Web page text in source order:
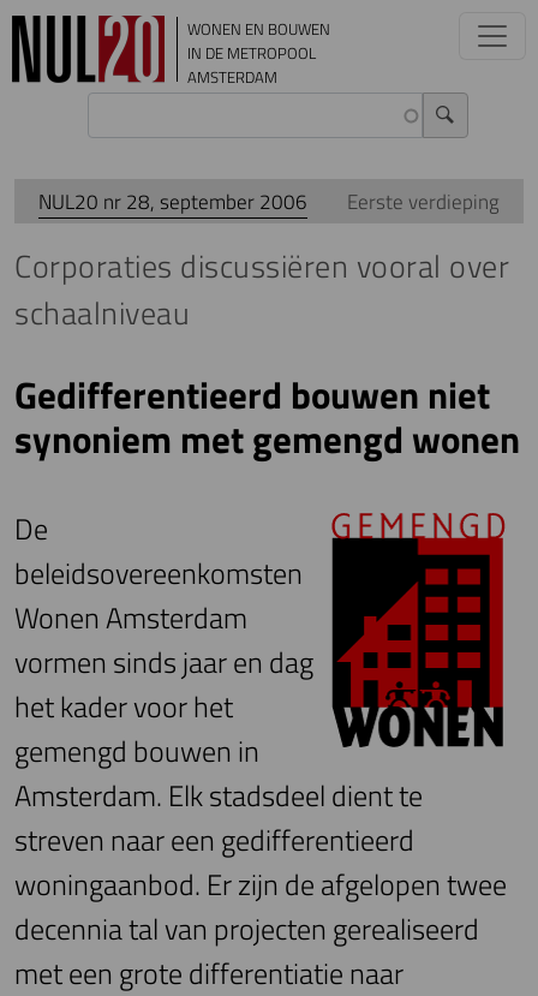
Overslaan en naar de inhoud gaan
WONEN EN BOUWEN
IN DE METROPOOL
AMSTERDAM
NUL20 nr 28, september 2006 Eerste verdieping
Corporaties discussiëren vooral over
schaalniveau
Gedifferentieerd bouwen niet
synoniem met gemengd wonen
De
beleidsovereenkomsten
Wonen Amsterdam
vormen sinds jaar en dag
het kader voor het
gemengd bouwen in
Amsterdam. Elk stadsdeel dient te
streven naar een gedifferentieerd
woningaanbod. Er zijn de afgelopen twee
decennia tal van projecten gerealiseerd
met een grote differentiatie naar